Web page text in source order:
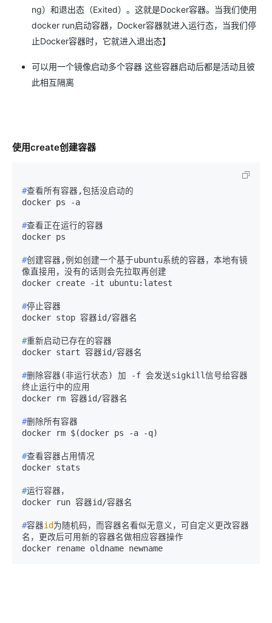
ng）和退出态（Exited）。这就是Docker容器。当我们使用
docker run启动容器，Docker容器就进入运行态，当我们停
止Docker容器时，它就进入退出态】
可以用一个镜像启动多个容器 这些容器启动后都是活动且彼
此相互隔离
使用create创建容器
#查看所有容器,包括没启动的
#查看正在运行的容器
#创建容器,例如创建一个基于ubuntu系统的容器，本地有镜
像直接用，没有的话则会先拉取再创建
#停止容器
#重新启动已存在的容器
#删除容器(非运行状态) 加 -f 会发送sigkill信号给容器
终止运行中的应用
#删除所有容器
#查看容器占用情况
#运行容器，
#容器id为随机码，而容器名看似无意义，可自定义更改容器
名，更改后可用新的容器名做相应容器操作